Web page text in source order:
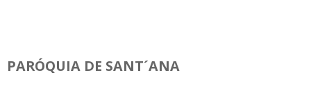
PARÓQUIA DE SANT´ANA